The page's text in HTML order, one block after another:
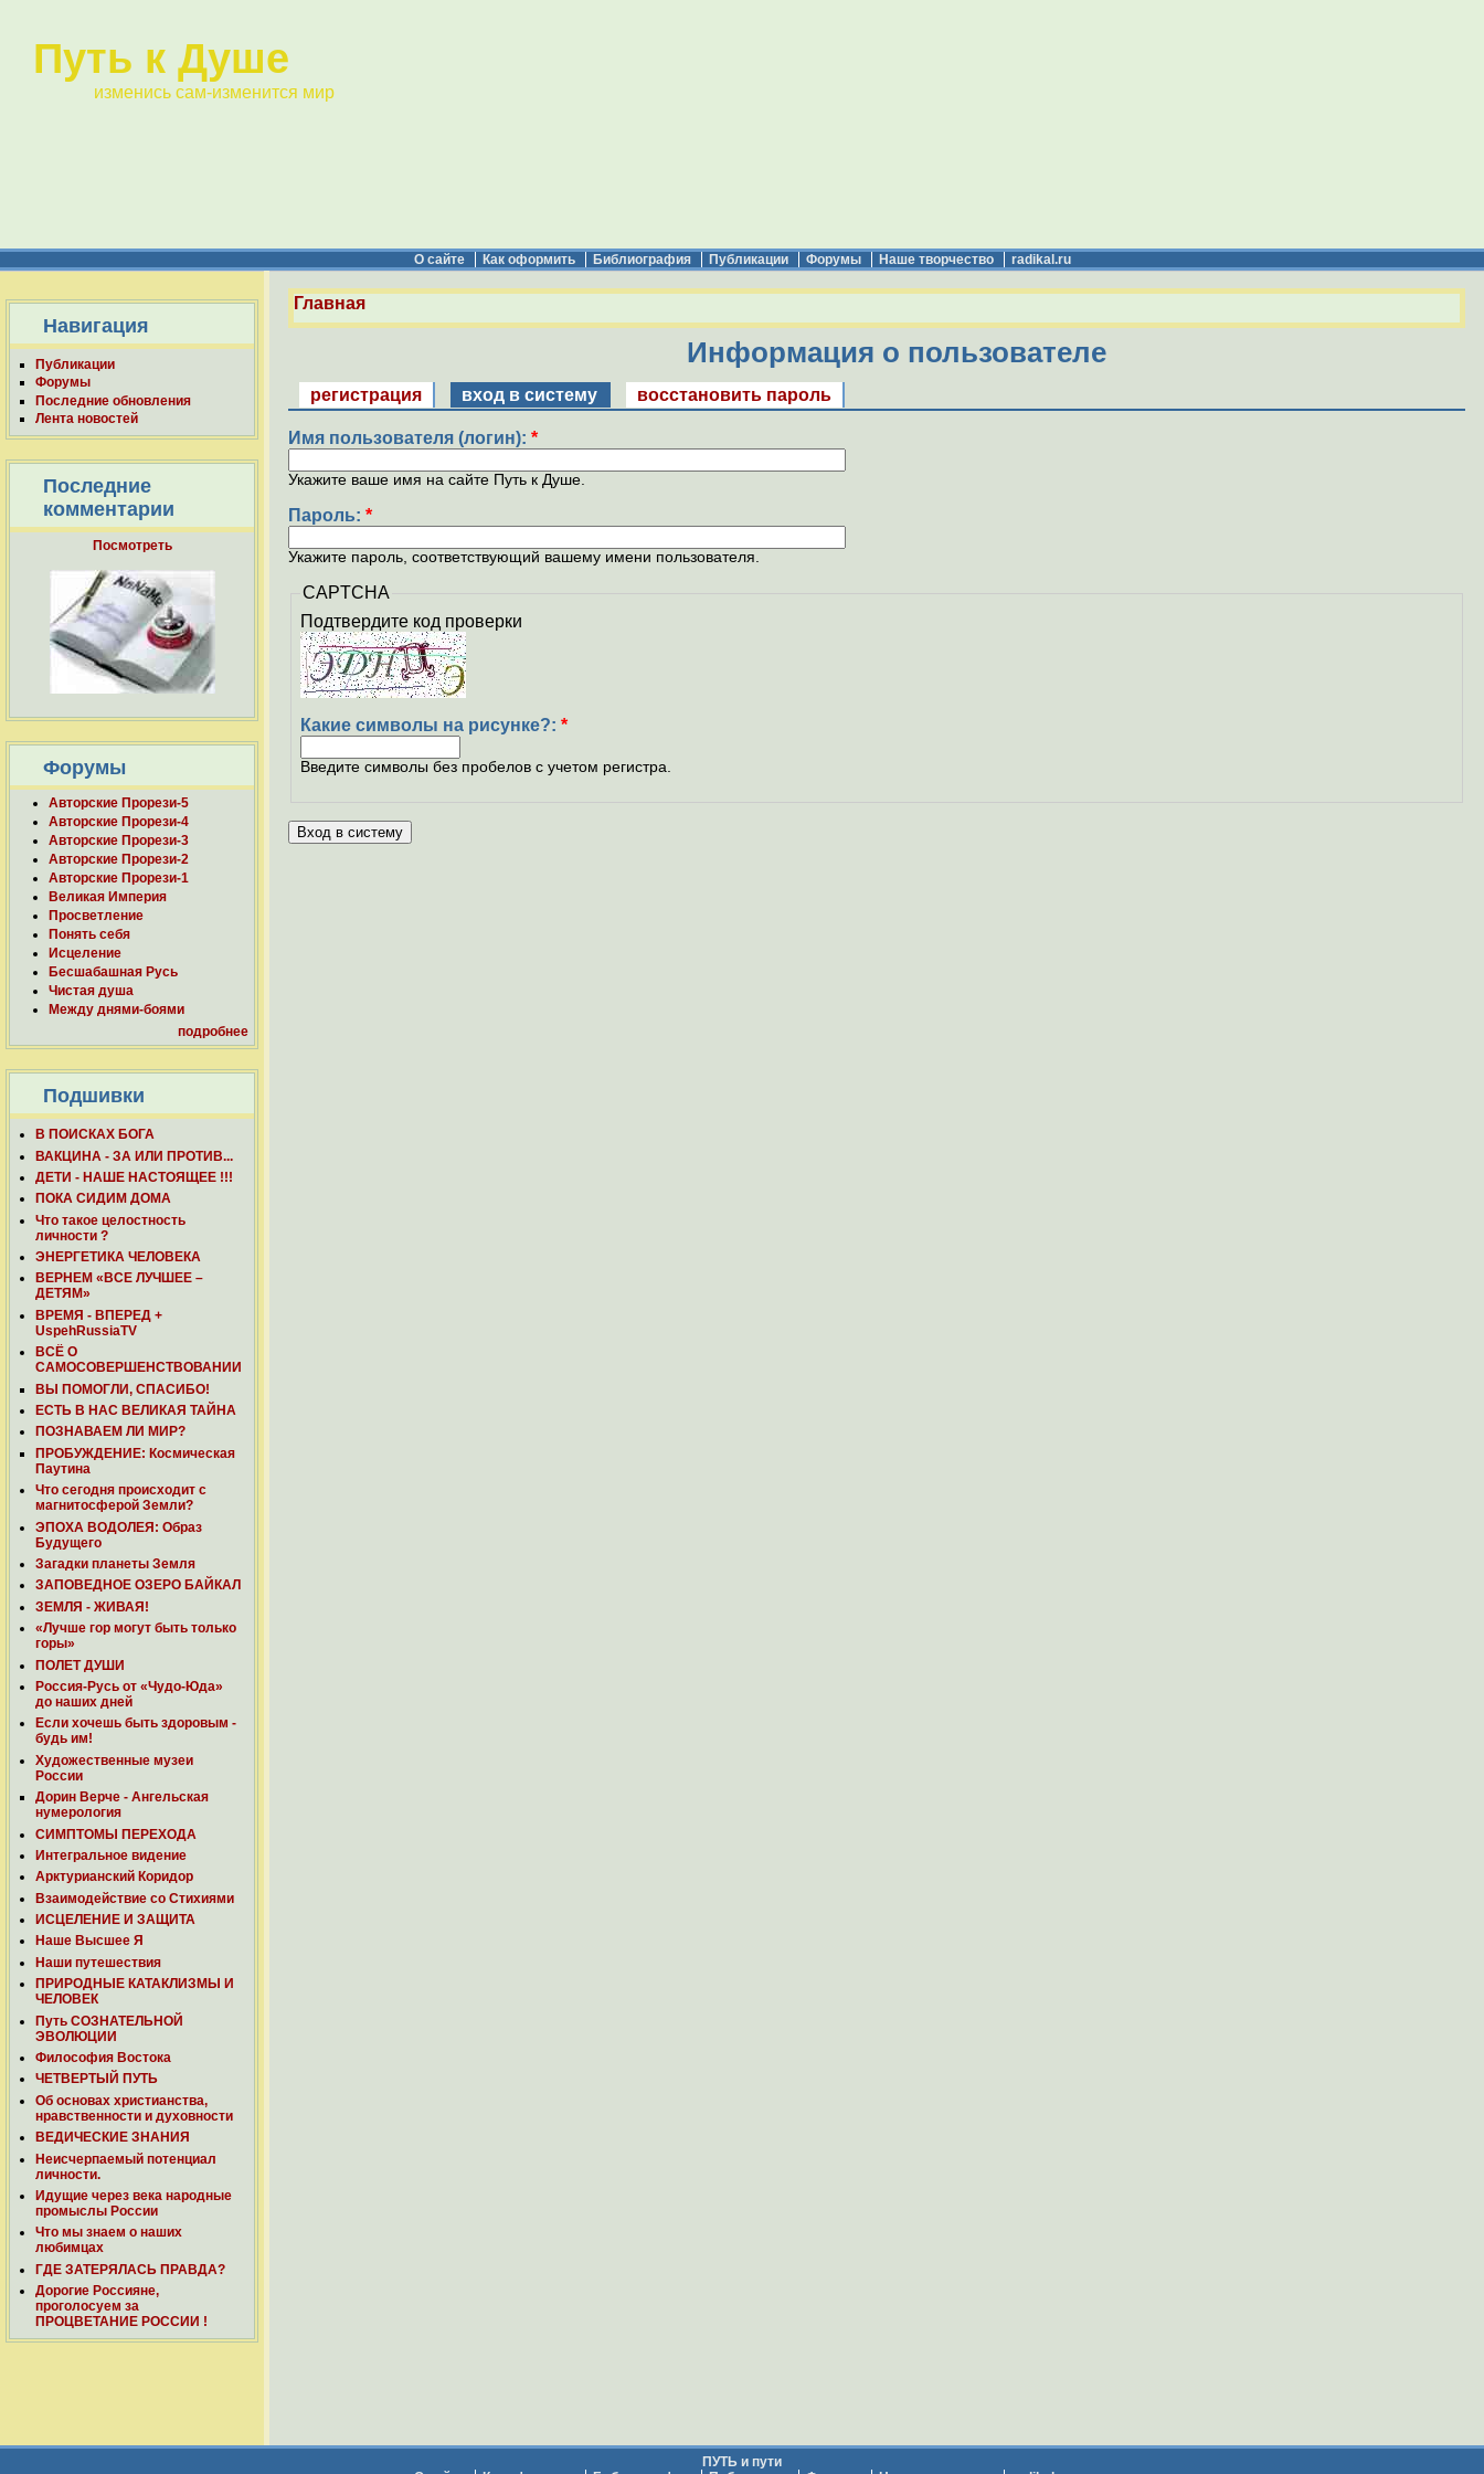
Путь к Душе
изменись сам-изменится мир
О сайте Как оформить Библиография Публикации Форумы Наше творчество radikal.ru
Навигация
Публикации
Форумы
Последние обновления
Лента новостей
Последние
комментарии
Посмотреть
Форумы
Авторские Прорези-5
Авторские Прорези-4
Авторские Прорези-3
Авторские Прорези-2
Авторские Прорези-1
Великая Империя
Просветление
Понять себя
Исцеление
Бесшабашная Русь
Чистая душа
Между днями-боями
подробнее
Подшивки
В ПОИСКАХ БОГА
ВАКЦИНА - ЗА ИЛИ ПРОТИВ...
ДЕТИ - НАШЕ НАСТОЯЩЕЕ !!!
ПОКА СИДИМ ДОМА
Что такое целостность
личности ?
ЭНЕРГЕТИКА ЧЕЛОВЕКА
ВЕРНЕМ «ВСЕ ЛУЧШЕЕ –
ДЕТЯМ»
ВРЕМЯ - ВПЕРЕД +
UspehRussiaTV
ВСЁ О
САМОСОВЕРШЕНСТВОВАНИИ
ВЫ ПОМОГЛИ, СПАСИБО!
ЕСТЬ В НАС ВЕЛИКАЯ ТАЙНА
ПОЗНАВАЕМ ЛИ МИР?
ПРОБУЖДЕНИЕ: Космическая
Паутина
Что сегодня происходит с
магнитосферой Земли?
ЭПОХА ВОДОЛЕЯ: Образ
Будущего
Загадки планеты Земля
ЗАПОВЕДНОЕ ОЗЕРО БАЙКАЛ
ЗЕМЛЯ - ЖИВАЯ!
«Лучше гор могут быть только
горы»
ПОЛЕТ ДУШИ
Россия-Русь от «Чудо-Юда»
до наших дней
Если хочешь быть здоровым -
будь им!
Художественные музеи
России
Дорин Верче - Ангельская
нумерология
СИМПТОМЫ ПЕРЕХОДА
Интегральное видение
Арктурианский Коридор
Взаимодействие со Стихиями
ИСЦЕЛЕНИЕ И ЗАЩИТА
Наше Высшее Я
Наши путешествия
ПРИРОДНЫЕ КАТАКЛИЗМЫ И
ЧЕЛОВЕК
Путь СОЗНАТЕЛЬНОЙ
ЭВОЛЮЦИИ
Философия Востока
ЧЕТВЕРТЫЙ ПУТЬ
Об основах христианства,
нравственности и духовности
ВЕДИЧЕСКИЕ ЗНАНИЯ
Неисчерпаемый потенциал
личности.
Идущие через века народные
промыслы России
Что мы знаем о наших
любимцах
ГДЕ ЗАТЕРЯЛАСЬ ПРАВДА?
Дорогие Россияне,
проголосуем за
ПРОЦВЕТАНИЕ РОССИИ !
Главная
Информация о пользователе
регистрация вход в систему восстановить пароль
Имя пользователя (логин): *
Укажите ваше имя на сайте Путь к Душе.
Пароль: *
Укажите пароль, соответствующий вашему имени пользователя.
CAPTCHA
Подтвердите код проверки
Какие символы на рисунке?: *
Введите символы без пробелов с учетом регистра.
ПУТЬ и пути